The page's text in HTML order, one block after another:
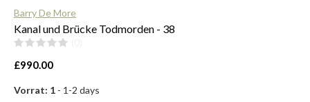
Barry De More
Kanal und Brücke Todmorden - 38
£990.00
Vorrat: 1 - 1-2 days